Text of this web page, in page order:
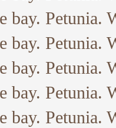
bay. Petunia.
bay. Petunia.
bay. Petunia.
bay. Petunia.
bay. Petunia.